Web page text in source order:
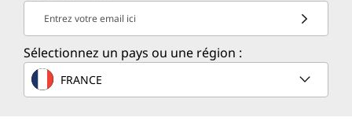
Entrez votre email ici
Sélectionnez un pays ou une région :
FRANCE